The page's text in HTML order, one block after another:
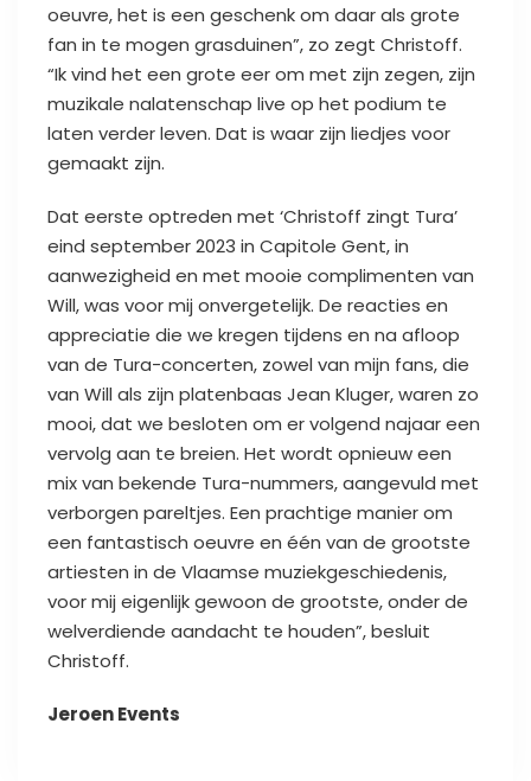
oeuvre, het is een geschenk om daar als grote
fan in te mogen grasduinen”, zo zegt Christoff.
“Ik vind het een grote eer om met zijn zegen, zijn
muzikale nalatenschap live op het podium te
laten verder leven. Dat is waar zijn liedjes voor
gemaakt zijn.
Dat eerste optreden met ‘Christoff zingt Tura’
eind september 2023 in Capitole Gent, in
aanwezigheid en met mooie complimenten van
Will, was voor mij onvergetelijk. De reacties en
appreciatie die we kregen tijdens en na afloop
van de Tura-concerten, zowel van mijn fans, die
van Will als zijn platenbaas Jean Kluger, waren zo
mooi, dat we besloten om er volgend najaar een
vervolg aan te breien. Het wordt opnieuw een
mix van bekende Tura-nummers, aangevuld met
verborgen pareltjes. Een prachtige manier om
een fantastisch oeuvre en één van de grootste
artiesten in de Vlaamse muziekgeschiedenis,
voor mij eigenlijk gewoon de grootste, onder de
welverdiende aandacht te houden”, besluit
Christoff.
Jeroen Events